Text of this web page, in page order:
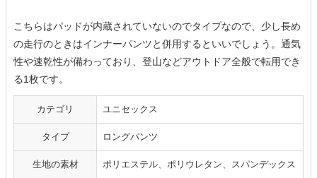
こちらはパッドが内蔵されていないのでタイプなので、少し長め
の走行のときはインナーパンツと併用するといいでしょう。通気
性や速乾性が備わっており、登山などアウトドア全般で転用でき
る1枚です。
カテゴリ ユニセックス
タイプ ロングパンツ
生地の素材 ポリエステル、ポリウレタン、スパンデックス